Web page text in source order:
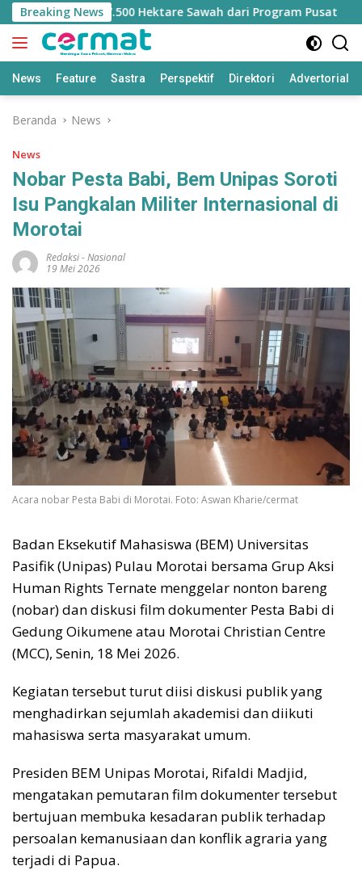
Langsung
ke
konten
Breaking News
Jatah 7.500 Hektare Sawah dari Program Pusat
News Feature Sastra Perspektif Direktori Advertorial
Beranda News
News
Nobar Pesta Babi, Bem Unipas Soroti
Isu Pangkalan Militer Internasional di
Morotai
Redaksi-Nasional
19 Mei 2026
Acara nobar Pesta Babi di Morotai. Foto: Aswan Kharie/cermat
Badan Eksekutif Mahasiswa (BEM) Universitas
Pasifik (Unipas) Pulau Morotai bersama Grup Aksi
Human Rights Ternate menggelar nonton bareng
(nobar) dan diskusi film dokumenter Pesta Babi di
Gedung Oikumene atau Morotai Christian Centre
(MCC), Senin, 18 Mei 2026.
Kegiatan tersebut turut diisi diskusi publik yang
menghadirkan sejumlah akademisi dan diikuti
mahasiswa serta masyarakat umum.
Presiden BEM Unipas Morotai, Rifaldi Madjid,
mengatakan pemutaran film dokumenter tersebut
bertujuan membuka kesadaran publik terhadap
persoalan kemanusiaan dan konflik agraria yang
terjadi di Papua.